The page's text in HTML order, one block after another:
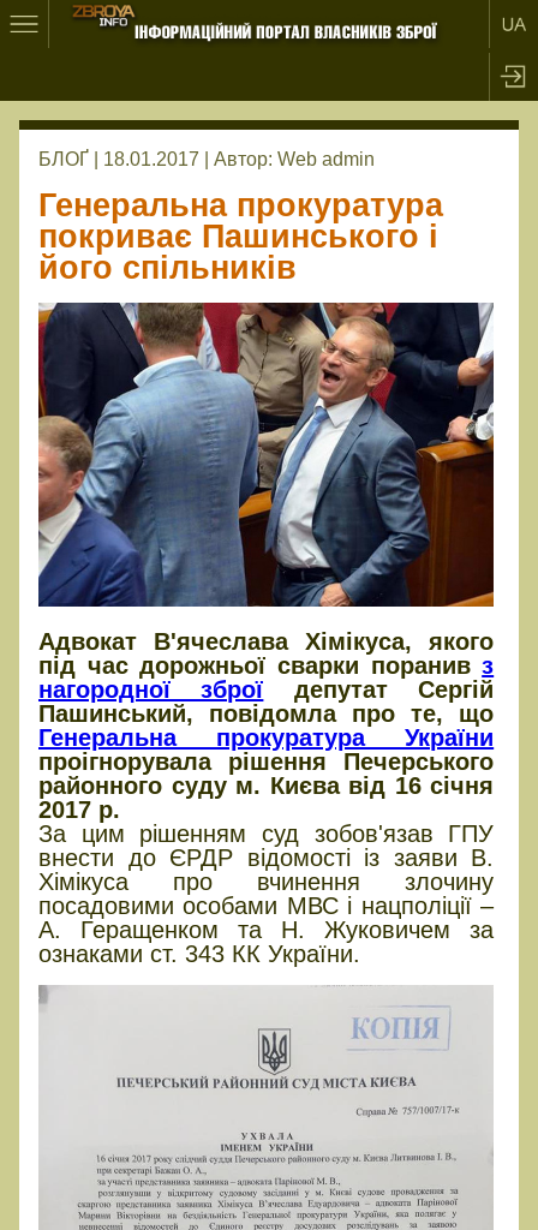
БЛОҐ | 18.01.2017 | Автор: Web admin
Генеральна прокуратура
покриває Пашинського і
його спільників
Адвокат В'ячеслава Хімікуса, якого
під час дорожньої сварки поранивз
нагородної зброї депутат Сергій
Пашинський, повідомла про те, що
Генеральна прокуратура України
проігнорувала рішення Печерського
районного суду м. Києва від 16 січня
2017 р.
За цим рішенням суд зобов'язав ГПУ
внести до ЄРДР відомості із заяви В.
Хімікуса про вчинення злочину
посадовими особами МВС і нацполіції –
А. Геращенком та Н. Жуковичем за
ознаками ст. 343 КК України.